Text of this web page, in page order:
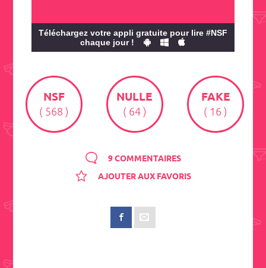
Téléchargez votre appli gratuite pour lire #NSF
chaque jour !
NSF
( 568 )
NULLE
( 64 )
FAKE
( 16 )
9 COMMENTAIRES
AJOUTER AUX FAVORIS